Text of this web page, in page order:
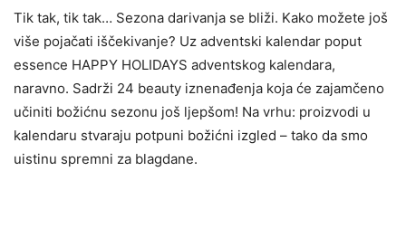
Tik tak, tik tak… Sezona darivanja se bliži. Kako možete još
više pojačati iščekivanje? Uz adventski kalendar poput
essence HAPPY HOLIDAYS adventskog kalendara,
naravno. Sadrži 24 beauty iznenađenja koja će zajamčeno
učiniti božićnu sezonu još ljepšom! Na vrhu: proizvodi u
kalendaru stvaraju potpuni božićni izgled – tako da smo
uistinu spremni za blagdane.